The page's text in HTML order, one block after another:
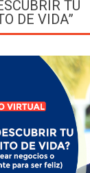
TU
DE VIDA”